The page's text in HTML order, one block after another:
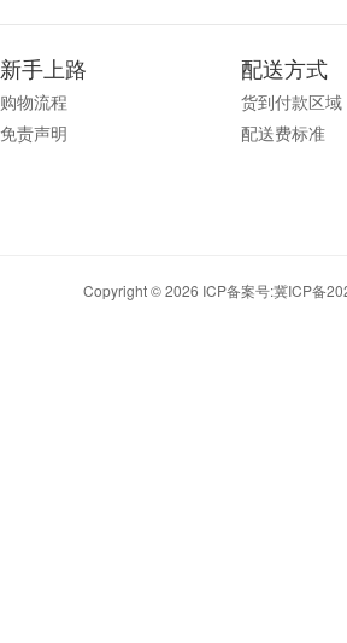
新手上路
购物流程
免责声明
配送方式
货到付款区域
配送费标准
Copyright © 2026 ICP备案号:冀ICP备